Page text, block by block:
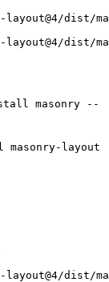
layout@4/dist/
layout@4/dist/
masonry --
masonry-layout
layout@4/dist/